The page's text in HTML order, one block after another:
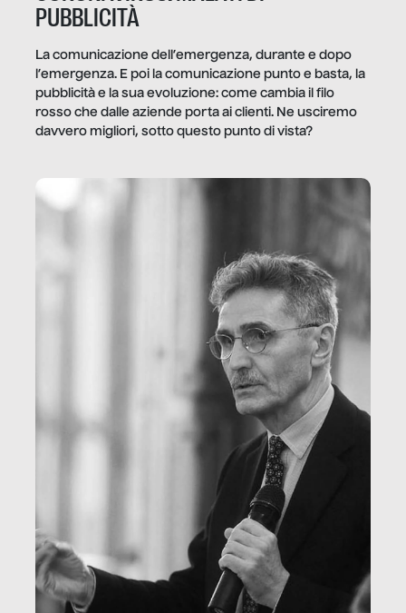
PUBBLICITÀ
La comunicazione dell’emergenza, durante e dopo
l’emergenza. E poi la comunicazione punto e basta, la
pubblicità e la sua evoluzione: come cambia il filo
rosso che dalle aziende porta ai clienti. Ne usciremo
davvero migliori, sotto questo punto di vista?